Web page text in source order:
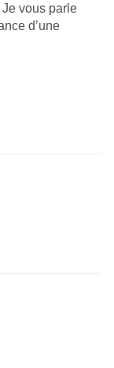
vous parle
d’une